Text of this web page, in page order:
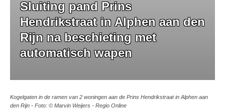
Sluiting pand Prins
Hendrikstraat in Alphen aan den
Rijn na beschieting met
automatisch wapen
Kogelgaten in de ramen van 2 woningen aan de Prins Hendrikstraat in Alphen aan
den Rijn - Foto: © Marvin Weijers - Regio Online